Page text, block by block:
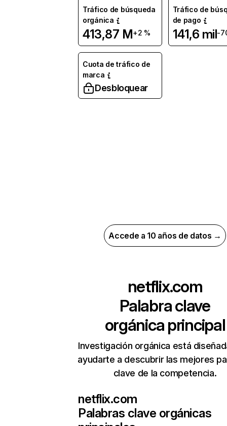
Tráfico de búsqueda
orgánica
413,87 M+2 %
Tráfico de
de pago
141,6 mil-
Cuota de tráfico de
marca
Desbloquear
Accede a 10 años de datos →
netflix.com
Palabra clave
orgánica principal
Investigación orgánica está
ayudarte a descubrir las mejores
clave de la competencia.
netflix.com
Palabras clave orgánicas